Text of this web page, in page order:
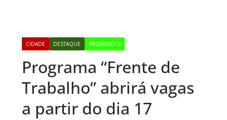
CIDADE DESTAQUE PROFISSÕES
Programa “Frente de
Trabalho” abrirá vagas
a partir do dia 17